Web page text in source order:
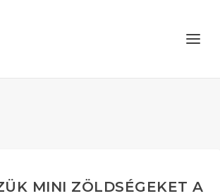
MINI ZÖLDSÉGEKET A